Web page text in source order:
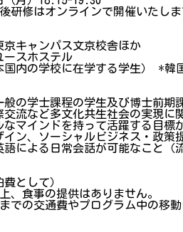
研修はオンラインで開催いたしま
京キャンパス文京校舎ほか
ースホステル
国内の学校に在学する学生） *韓
般の学士課程の学生及び博士前期
交流など多文化共生社会の実現に
なマインドを持って活躍する目標
イン、ソーシャルビジネス・政策
語による日常会話が可能なこと（
として）
、食事の提供はありません。
での交通費やプログラム中の移